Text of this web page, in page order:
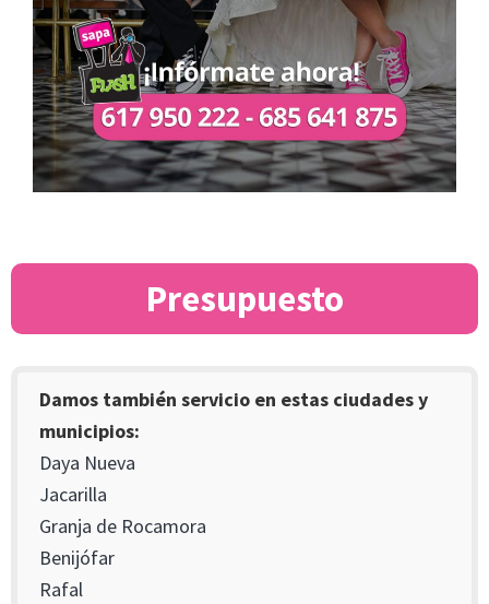
Presupuesto
Damos también servicio en estas ciudades y
municipios:
Daya Nueva
Jacarilla
Granja de Rocamora
Benijófar
Rafal